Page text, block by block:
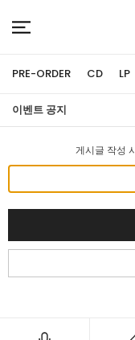
PRE-ORDER CD LP
이벤트 공지
게시글 작성